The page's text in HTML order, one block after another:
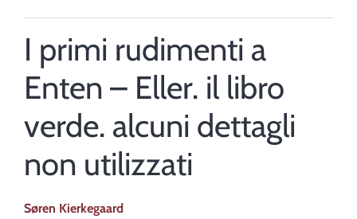
I primi rudimenti a
Enten – Eller. il libro
verde. alcuni dettagli
non utilizzati
Søren Kierkegaard